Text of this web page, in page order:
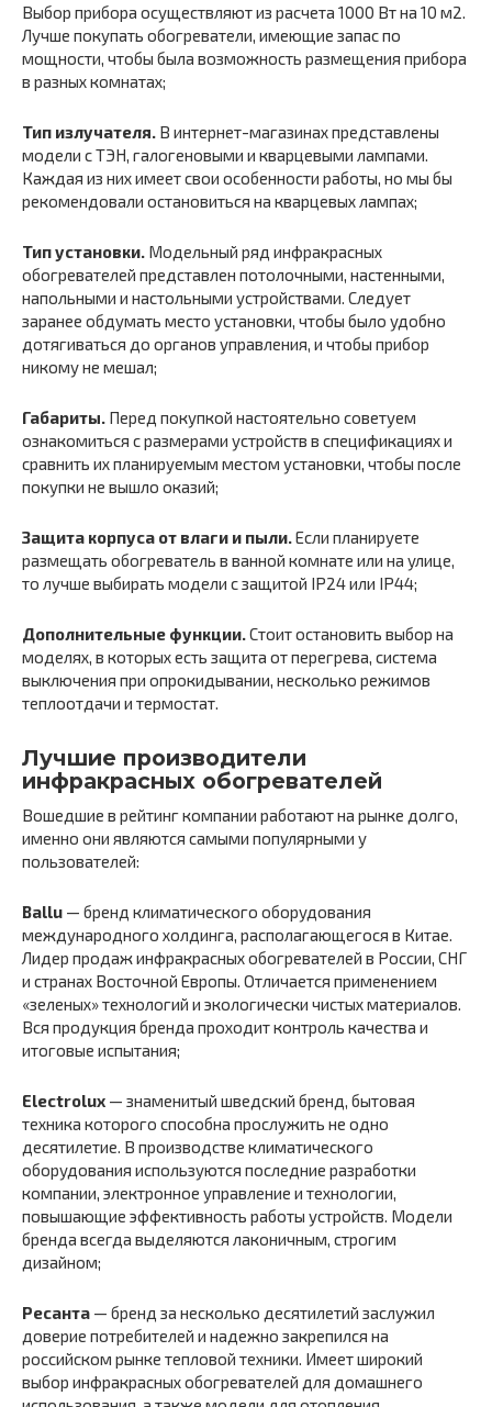
Выбор прибора осуществляют из расчета 1000 Вт на 10 м2.
Лучше покупать обогреватели, имеющие запас по
мощности, чтобы была возможность размещения прибора
в разных комнатах;
Тип излучателя. В интернет-магазинах представлены
модели с ТЭН, галогеновыми и кварцевыми лампами.
Каждая из них имеет свои особенности работы, но мы бы
рекомендовали остановиться на кварцевых лампах;
Тип установки. Модельный ряд инфракрасных
обогревателей представлен потолочными, настенными,
напольными и настольными устройствами. Следует
заранее обдумать место установки, чтобы было удобно
дотягиваться до органов управления, и чтобы прибор
никому не мешал;
Габариты. Перед покупкой настоятельно советуем
ознакомиться с размерами устройств в спецификациях и
сравнить их планируемым местом установки, чтобы после
покупки не вышло оказий;
Защита корпуса от влаги и пыли.Если планируете
размещать обогреватель в ванной комнате или на улице,
то лучше выбирать модели с защитой IP24 или IP44;
Дополнительные функции.Стоит остановить выбор на
моделях, в которых есть защита от перегрева, система
выключения при опрокидывании, несколько режимов
теплоотдачи и термостат.
Лучшие производители
инфракрасных обогревателей
Вошедшие в рейтинг компании работают на рынке долго,
именно они являются самыми популярными у
пользователей:
Ballu — бренд климатического оборудования
международного холдинга, располагающегося в Китае.
Лидер продаж инфракрасных обогревателей в России, СНГ
и странах Восточной Европы. Отличается применением
«зеленых» технологий и экологически чистых материалов.
Вся продукция бренда проходит контроль качества и
итоговые испытания;
Electrolux — знаменитый шведский бренд, бытовая
техника которого способна прослужить не одно
десятилетие. В производстве климатического
оборудования используются последние разработки
компании, электронное управление и технологии,
повышающие эффективность работы устройств. Модели
бренда всегда выделяются лаконичным, строгим
дизайном;
Ресанта — бренд за несколько десятилетий заслужил
доверие потребителей и надежно закрепился на
российском рынке тепловой техники. Имеет широкий
выбор инфракрасных обогревателей для домашнего